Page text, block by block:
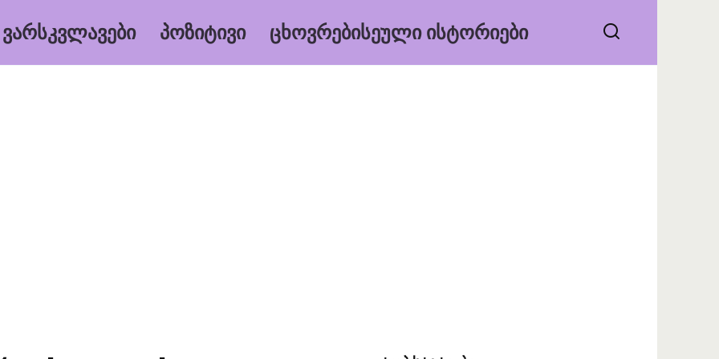
ᲕᲐᲠᲡᲙᲕᲚᲐᲕᲔᲑᲘ ᲞᲝᲖᲘᲢᲘᲕᲘ ᲪᲮᲝᲕᲠᲔᲑᲘᲡᲔᲣᲚᲘ ᲘᲡᲢᲝᲠᲘᲔᲑᲘ